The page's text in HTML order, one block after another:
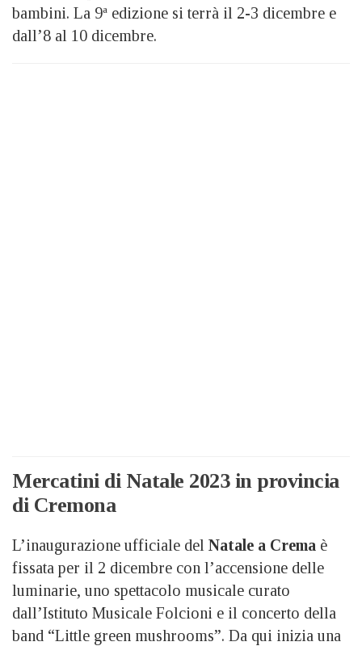
bambini. La 9ª edizione si terrà il 2-3 dicembre e
dall’8 al 10 dicembre.
Mercatini di Natale 2023 in provincia
di Cremona
L’inaugurazione ufficiale del Natale a Crema è
fissata per il 2 dicembre con l’accensione delle
luminarie, uno spettacolo musicale curato
dall’Istituto Musicale Folcioni e il concerto della
band “Little green mushrooms”. Da qui inizia una